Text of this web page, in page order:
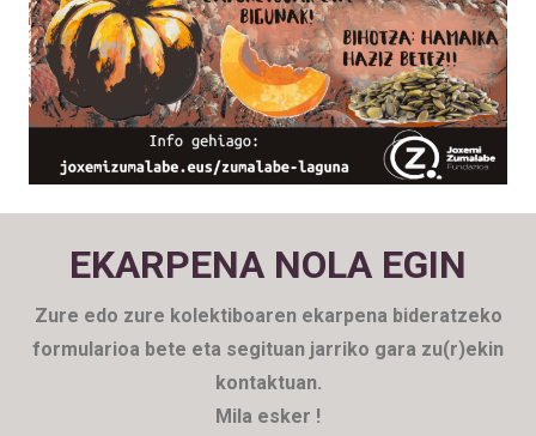
HorregatikZumalabeLaguna ekimenari bultzadatxoa
eman nahi diogu. Orain dela urte gutxi batzuk abiatu
genuen eta ekimena berriz zabaltzea erabaki dugu,
Zumalabelagun berriak topatzeko asmoz. Eta, nola ez,
azken urte hauetan diruz (eta bestela ere) lagundu
gaituzuen kide eta eragileei gure eskerrik beroenak eta
EKARPENA NOLA EGIN
Zure edo zure kolektiboaren ekarpena bideratzeko
formularioa bete eta segituan jarriko gara zu(r)ekin
kontaktuan.
Mila esker !